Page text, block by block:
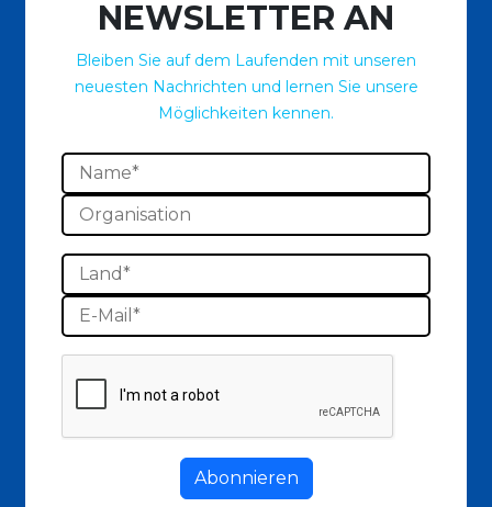
NEWSLETTER AN
Bleiben Sie auf dem Laufenden mit unseren
neuesten Nachrichten und lernen Sie unsere
Möglichkeiten kennen.